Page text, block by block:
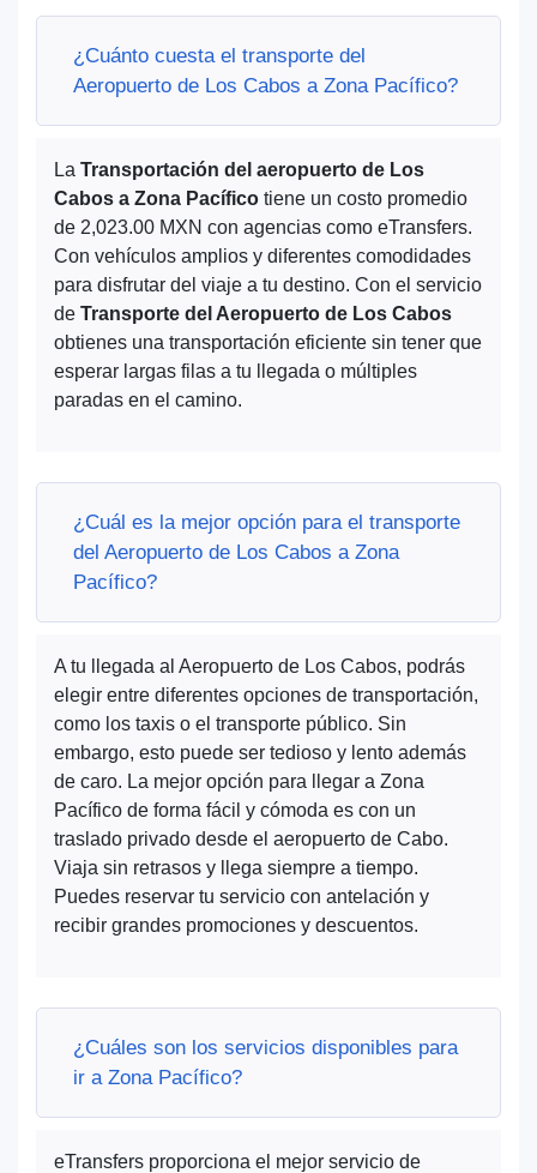
¿Cuánto cuesta el transporte del
Aeropuerto de Los Cabos a Zona Pacífico?
La Transportación del aeropuerto de Los
Cabos a Zona Pacífico tiene un costo promedio
de 2,023.00 MXN con agencias como eTransfers.
Con vehículos amplios y diferentes comodidades
para disfrutar del viaje a tu destino. Con el servicio
de Transporte del Aeropuerto de Los Cabos
obtienes una transportación eficiente sin tener que
esperar largas filas a tu llegada o múltiples
paradas en el camino.
¿Cuál es la mejor opción para el transporte
del Aeropuerto de Los Cabos a Zona
Pacífico?
A tu llegada al Aeropuerto de Los Cabos, podrás
elegir entre diferentes opciones de transportación,
como los taxis o el transporte público. Sin
embargo, esto puede ser tedioso y lento además
de caro. La mejor opción para llegar a Zona
Pacífico de forma fácil y cómoda es con un
traslado privado desde el aeropuerto de Cabo.
Viaja sin retrasos y llega siempre a tiempo.
Puedes reservar tu servicio con antelación y
recibir grandes promociones y descuentos.
¿Cuáles son los servicios disponibles para
ir a Zona Pacífico?
eTransfers proporciona el mejor servicio de